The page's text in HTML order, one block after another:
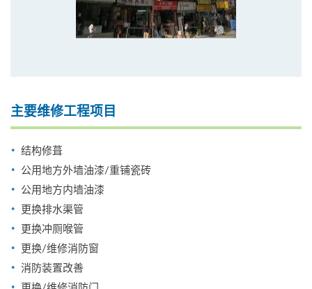
主要维修工程项目
结构修葺
公用地方外墙油漆/重铺瓷砖
公用地方内墙油漆
更换排水渠管
更换冲厕喉管
更换/维修消防窗
消防装置改善